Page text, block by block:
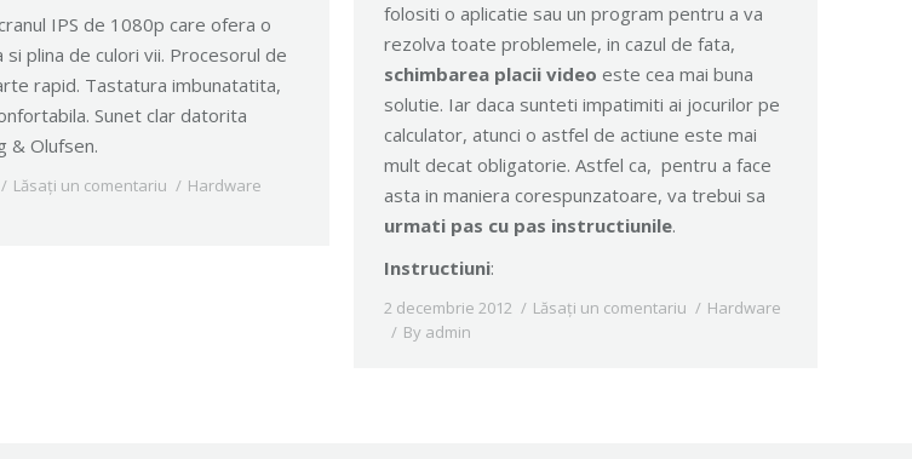
IPS de 1080p care ofera o
si plina de culori vii. Procesorul de
rapid. Tastatura imbunatatita,
Sunet clar datorita
& Olufsen.
Lăsați un comentariu
Hardware
folositi o aplicatie sau un program pentru a va
rezolva toate problemele, in cazul de fata,
schimbarea placii video este cea mai buna
solutie. Iar daca sunteti impatimiti ai jocurilor pe
calculator, atunci o astfel de actiune este mai
mult decat obligatorie. Astfel ca, pentru a face
asta in maniera corespunzatoare, va trebui sa
urmati pas cu pas instructiunile.
Instructiuni:
2 decembrie 2012 Lăsați un comentariu
Hardware
By admin